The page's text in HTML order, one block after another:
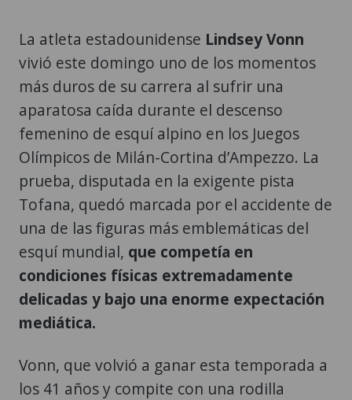
La atleta estadounidense Lindsey Vonn
vivió este domingo uno de los momentos
más duros de su carrera al sufrir una
aparatosa caída durante el descenso
femenino de esquí alpino en los Juegos
Olímpicos de Milán-Cortina d’Ampezzo. La
prueba, disputada en la exigente pista
Tofana, quedó marcada por el accidente de
una de las figuras más emblemáticas del
esquí mundial, que competía en
condiciones físicas extremadamente
delicadas y bajo una enorme expectación
mediática.
Vonn, que volvió a ganar esta temporada a
los 41 años y compite con una rodilla